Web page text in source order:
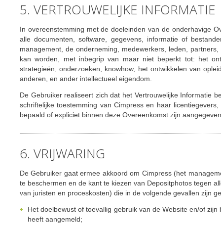
5. VERTROUWELIJKE INFORMATIE
In overeenstemming met de doeleinden van de onderhavige
alle documenten, software, gegevens, informatie of
management, de onderneming, medewerkers, leden,
kan worden, met inbegrip van maar niet beperkt tot: het
strategieën, onderzoeken, knowhow, het ontwikkelen van
anderen, en ander intellectueel eigendom.
De Gebruiker realiseert zich dat het Vertrouwelijke Informatie
schriftelijke toestemming van Cimpress en haar
bepaald of expliciet binnen deze Overeenkomst zijn
6. VRIJWARING
De Gebruiker gaat ermee akkoord om Cimpress (het
te beschermen en de kant te kiezen van Depositphotos tegen
van juristen en proceskosten) die in de volgende gevallen zijn
Het doelbewust of toevallig gebruik van de Website en/of
heeft aangemeld;